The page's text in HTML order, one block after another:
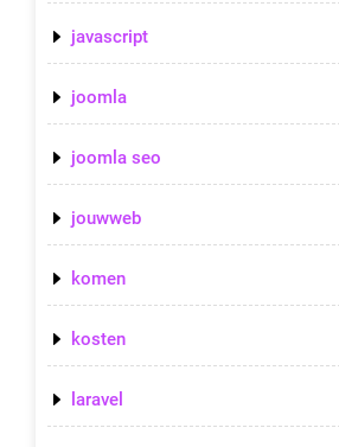
javascript
joomla
joomla seo
jouwweb
komen
kosten
laravel